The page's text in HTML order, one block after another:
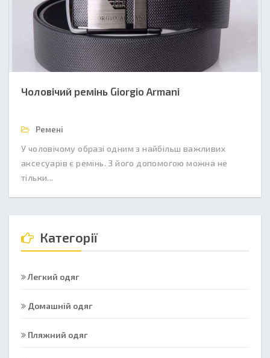
Чоловічий ремінь Giorgio Armani
Ремені
У чоловічому образі одним з найбільш важливих
аксесуарів є ремінь. З його допомогою можна не
тільки...
Категорії
Легкий одяг
Домашній одяг
Пляжний одяг